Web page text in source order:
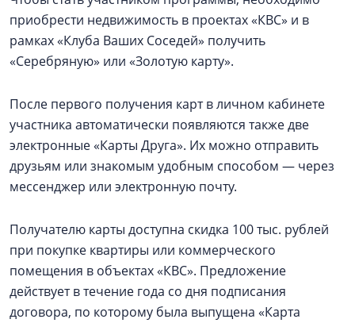
приобрести недвижимость в проектах «КВС» и в
рамках «Клуба Ваших Соседей» получить
«Серебряную» или «Золотую карту».
После первого получения карт в личном кабинете
участника автоматически появляются также две
электронные «Карты Друга». Их можно отправить
друзьям или знакомым удобным способом — через
мессенджер или электронную почту.
Получателю карты доступна скидка 100 тыс. рублей
при покупке квартиры или коммерческого
помещения в объектах «КВС». Предложение
действует в течение года со дня подписания
договора, по которому была выпущена «Карта